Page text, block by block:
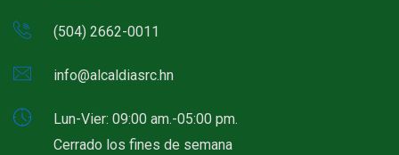
(504) 2662-0011
info@alcaldiasrc.hn
Lun-Vier: 09:00 am.-05:00 pm.
Cerrado los fines de semana